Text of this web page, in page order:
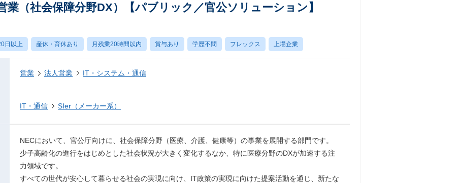
業（社会保障分野DX）【パブリック／官公ソリューション】
日以上 産休・育休あり 月残業20時間以内 賞与あり 学歴不問 フレックス 上場企業
営業 法人営業 IT・システム・通信
IT・通信 SIer（メーカー系）
NECにおいて、官公庁向けに、社会保障分野（医療、介護、健康等）の事業を展開する部門です。
少子高齢化の進行をはじめとした社会状況が大きく変化するなか、特に医療分野のDXが加速する注
力領域です。
すべての世代が安心して暮らせる社会の実現に向け、IT政策の実現に向けた提案活動を通じ、新たな